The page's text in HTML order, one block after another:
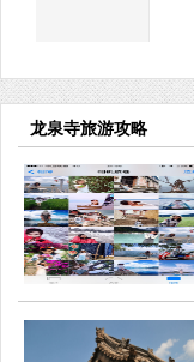
龙泉寺旅游攻略